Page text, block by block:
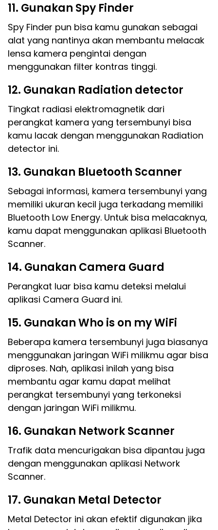
11. Gunakan Spy Finder
Spy Finder pun bisa kamu gunakan sebagai
alat yang nantinya akan membantu melacak
lensa kamera pengintai dengan
menggunakan filter kontras tinggi.
12. Gunakan Radiation detector
Tingkat radiasi elektromagnetik dari
perangkat kamera yang tersembunyi bisa
kamu lacak dengan menggunakan Radiation
detector ini.
13. Gunakan Bluetooth Scanner
Sebagai informasi, kamera tersembunyi yang
memiliki ukuran kecil juga terkadang memiliki
Bluetooth Low Energy. Untuk bisa melacaknya,
kamu dapat menggunakan aplikasi Bluetooth
Scanner.
14. Gunakan Camera Guard
Perangkat luar bisa kamu deteksi melalui
aplikasi Camera Guard ini.
15. Gunakan Who is on my WiFi
Beberapa kamera tersembunyi juga biasanya
menggunakan jaringan WiFi milikmu agar bisa
diproses. Nah, aplikasi inilah yang bisa
membantu agar kamu dapat melihat
perangkat tersembunyi yang terkoneksi
dengan jaringan WiFi milikmu.
16. Gunakan Network Scanner
Trafik data mencurigakan bisa dipantau juga
dengan menggunakan aplikasi Network
Scanner.
17. Gunakan Metal Detector
Metal Detector ini akan efektif digunakan jika